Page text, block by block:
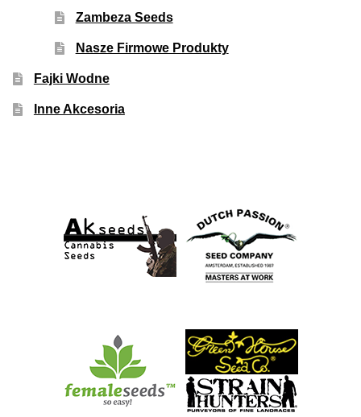
Zambeza Seeds
Nasze Firmowe Produkty
Fajki Wodne
Inne Akcesoria